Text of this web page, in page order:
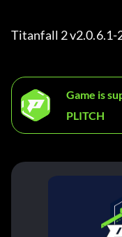
Titanfall 2 v2.0.6.1-
Game is
PLITCH